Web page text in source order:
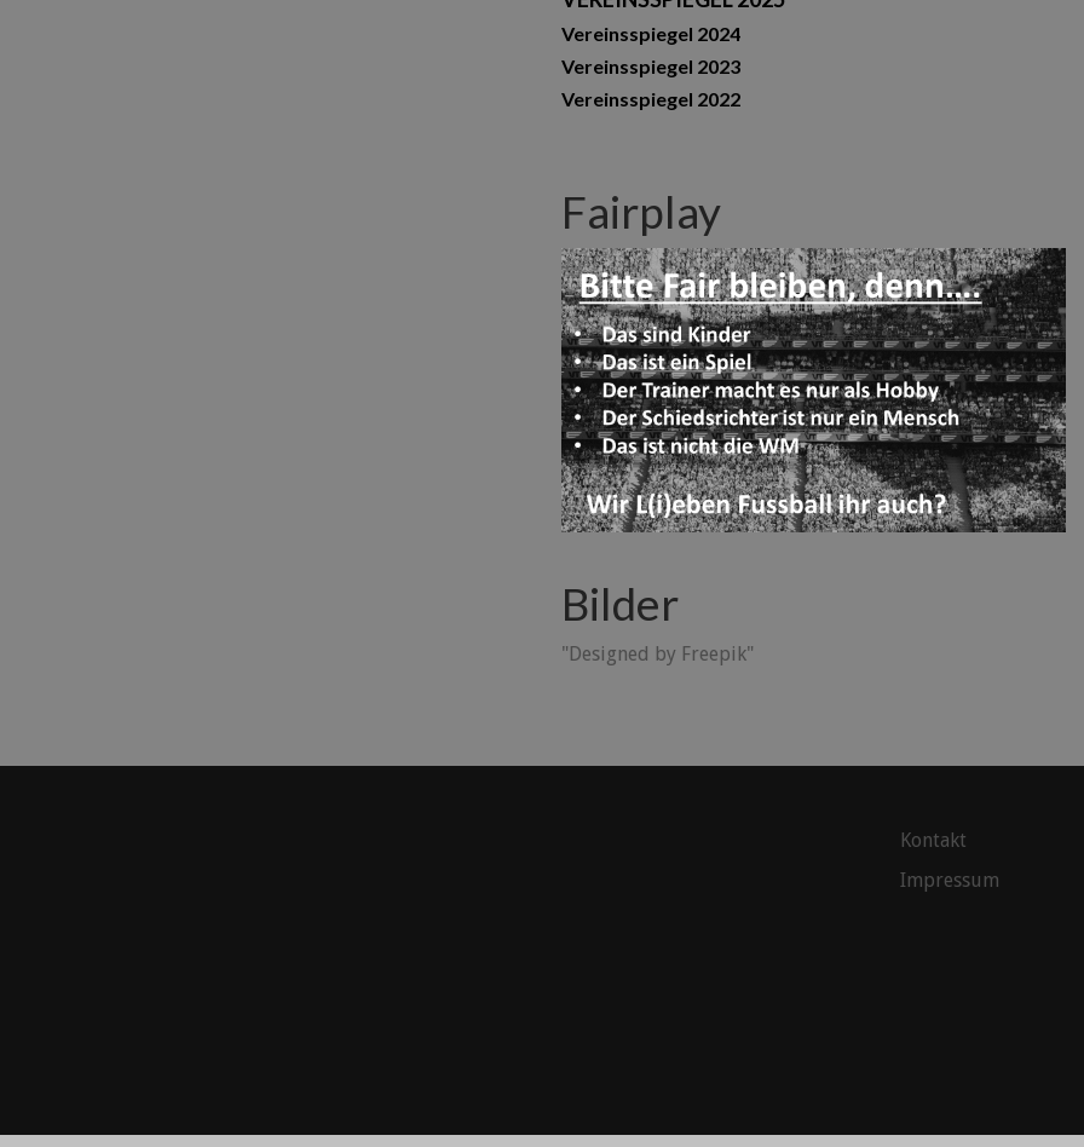
Vereinsspiegel 2024
Vereinsspiegel 2023
Vereinsspiegel 2022
Fairplay
Bilder
"Designed by Freepik"
Kontakt
Impressum